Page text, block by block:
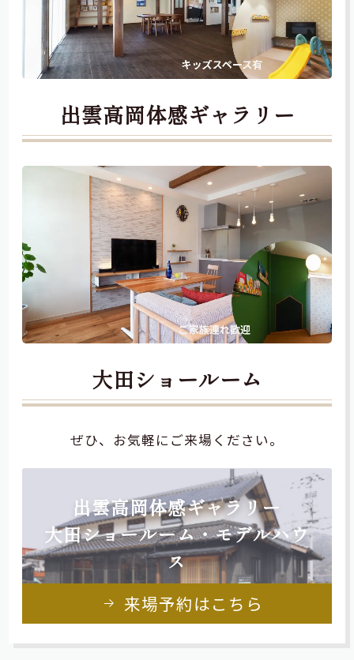
出雲高岡体感ギャラリー
大田ショールーム
ぜひ、お気軽にご来場ください。
出雲高岡体感ギャラリー
大田ショールーム・モデルハウ
ス
来場予約はこちら